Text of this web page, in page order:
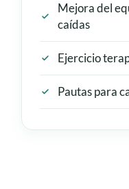
Mejora del
caídas
Ejercicio
Pautas para